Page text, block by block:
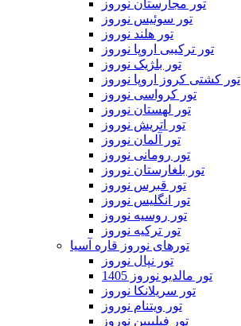
تور مجارستان نوروز
تور سوئیس نوروز
تور هلند نوروز
تور ترکیبی اروپا نوروز
تور بلژیک نوروز
تور کشتی کروز اروپا نوروز
تور کرواسی نوروز
تور لهستان نوروز
تور اتریش نوروز
تور آلمان نوروز
تور رومانی نوروز
تور بلغارستان نوروز
تور قبرس نوروز
تور انگلیس نوروز
تور روسیه نوروز
تور ترکیه نوروز
تورهای نوروز قاره آسیا
تور نپال نوروز
تور مالدیو نوروز 1405
تور سریلانکا نوروز
تور ویتنام نوروز
تور فیلیپین نوروز